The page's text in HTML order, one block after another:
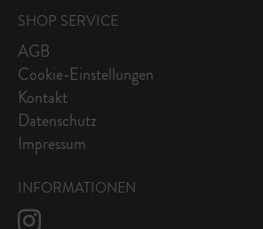
SHOP SERVICE
AGB
Cookie-Einstellungen
Kontakt
Datenschutz
Impressum
INFORMATIONEN